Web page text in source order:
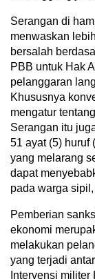
Serangan di
menwaskan
bersalah
PBB untuk Hak
pelanggaran
Khususnya
mengatur
Serangan itu
51 ayat (5) huruf
yang melarang
dapat
pada warga
Pemberian
ekonomi
melakukan
yang terjadi
Intervensi